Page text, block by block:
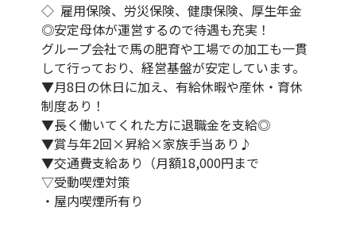
◇ 雇用保険、労災保険、健康保険、厚生年金
◎安定母体が運営するので待遇も充実！
グループ会社で馬の肥育や工場での加工も一貫
して行っており、経営基盤が安定しています。
▼月8日の休日に加え、有給休暇や産休・育休
制度あり！
▼長く働いてくれた方に退職金を支給◎
▼賞与年2回×昇給×家族手当あり♪
▼交通費支給あり（月額18,000円まで
▽受動喫煙対策
・屋内喫煙所有り